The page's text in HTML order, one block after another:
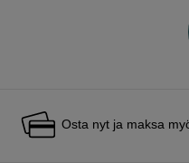
Osta nyt ja maksa